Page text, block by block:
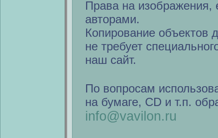
Права на изображения,
авторами.
Копирование объектов
не требует
наш сайт.
По вопросам
на бумаге, CD и т.п.
info@vavilon.ru